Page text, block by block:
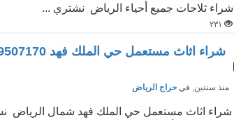
شراء ثلاجات جميع أحياء الرياض نشتري ...
٢٣١
شراء اثاث مستعمل حي الملك فهد 0509507170
منذ سنتين, فيحراج الرياض
شراء اثاث مستعمل حي الملك فهد شمال الرياض